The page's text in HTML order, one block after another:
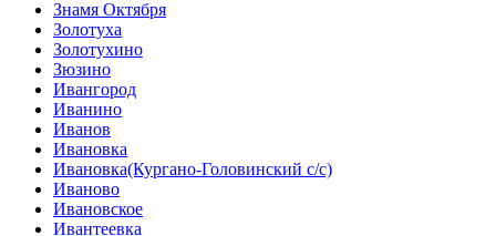
Знамя Октября
Золотуха
Золотухино
Зюзино
Ивангород
Иванино
Иванов
Ивановка
Ивановка(Кургано-Головинский с/с)
Иваново
Ивановское
Ивантеевка